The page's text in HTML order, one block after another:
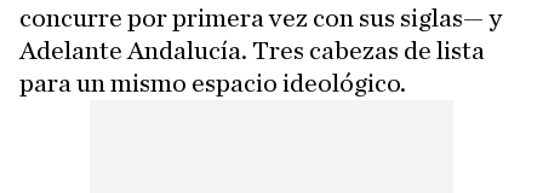
concurre por primera vez con sus siglas— y
Adelante Andalucía. Tres cabezas de lista
para un mismo espacio ideológico.